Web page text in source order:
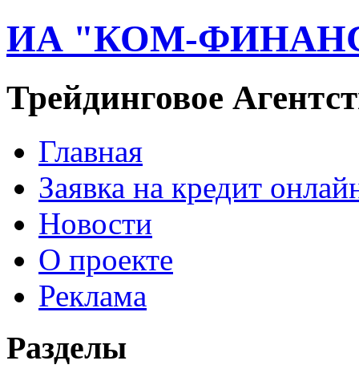
ИА "КОМ-
Трейдинговое
Главная
Заявка на кредит
Новости
О проекте
Реклама
Разделы